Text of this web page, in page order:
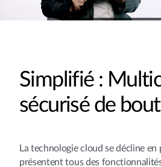
Simplifié :
sécurisé de
La technologie cloud se décline en
présentent tous des